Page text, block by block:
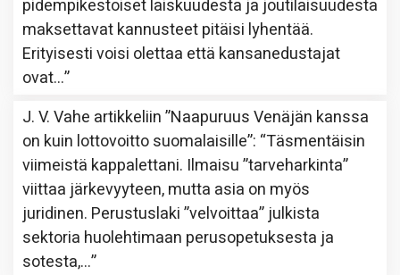
pidempikestoiset laiskuudesta ja joutilaisuudesta
maksettavat kannusteet pitäisi lyhentää.
Erityisesti voisi olettaa että kansanedustajat
ovat…”
J. V. Vahe artikkeliin”Naapuruus Venäjän kanssa
on kuin lottovoitto suomalaisille”: “Täsmentäisin
viimeistä kappalettani. Ilmaisu ”tarveharkinta”
viittaa järkevyyteen, mutta asia on myös
juridinen. Perustuslaki ”velvoittaa” julkista
sektoria huolehtimaan perusopetuksesta ja
sotesta,…”